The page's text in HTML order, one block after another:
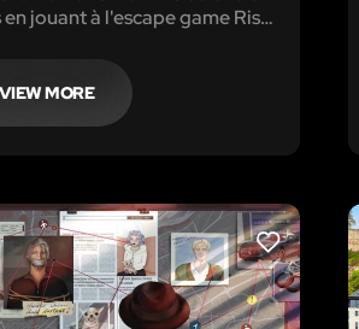
en jouant à l'escape game Rise
à ton smartphone.
VIEW MORE
LIKE